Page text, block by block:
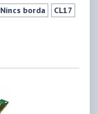
Nincs borda CL17